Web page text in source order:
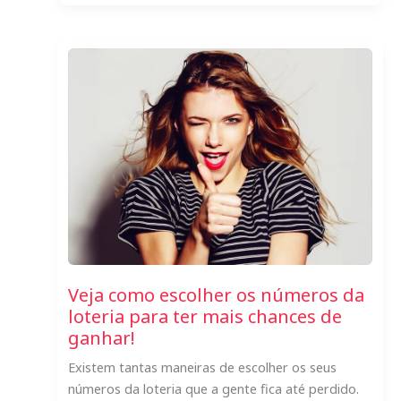
Lotto
leva
jackpot
online
com
a
TheLotter
Veja como escolher os números da
loteria para ter mais chances de
ganhar!
Existem tantas maneiras de escolher os seus
números da loteria que a gente fica até perdido.